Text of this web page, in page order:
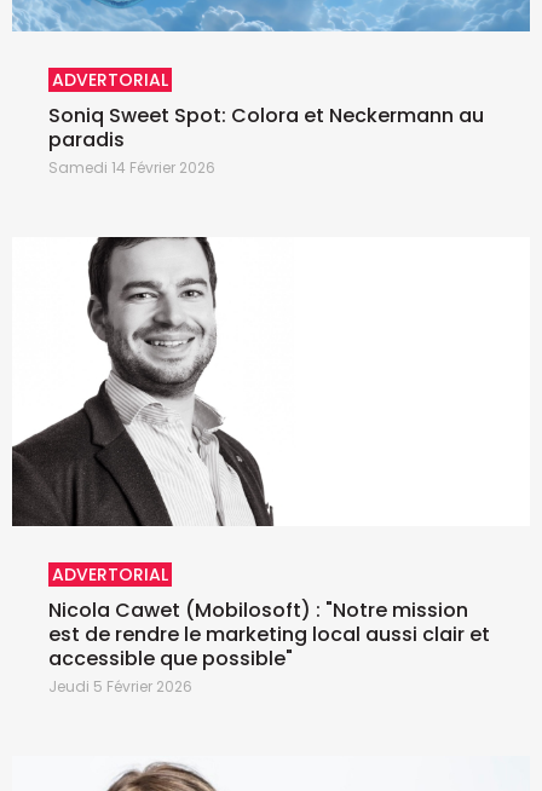
ADVERTORIAL
Soniq Sweet Spot: Colora et Neckermann au
paradis
Samedi 14 Février 2026
ADVERTORIAL
Nicola Cawet (Mobilosoft) : "Notre mission
est de rendre le marketing local aussi clair et
accessible que possible"
Jeudi 5 Février 2026